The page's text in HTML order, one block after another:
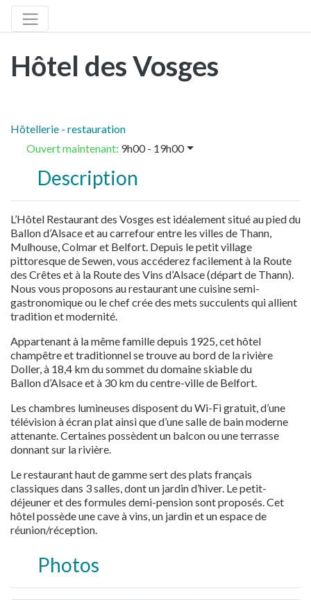
Hôtel des Vosges
Hôtellerie - restauration
Ouvert maintenant: 9h00 - 19h00
Description
L’Hôtel Restaurant des Vosges est idéalement situé au pied du
Ballon d’Alsace et au carrefour entre les villes de Thann,
Mulhouse, Colmar et Belfort. Depuis le petit village
pittoresque de Sewen, vous accéderez facilement à la Route
des Crêtes et à la Route des Vins d’Alsace (départ de Thann).
Nous vous proposons au restaurant une cuisine semi-
gastronomique ou le chef crée des mets succulents qui allient
tradition et modernité.
Appartenant à la même famille depuis 1925, cet hôtel
champêtre et traditionnel se trouve au bord de la rivière
Doller, à 18,4 km du sommet du domaine skiable du
Ballon d’Alsace et à 30 kmdu centre-ville de Belfort.
Les chambres lumineuses disposent du Wi-Fi gratuit, d’une
télévision à écran plat ainsi que d’une salle de bain moderne
attenante. Certaines possèdent un balcon ou une terrasse
donnant sur la rivière.
Le restaurant haut de gamme sert des plats français
classiques dans 3 salles, dont un jardin d’hiver. Le petit-
déjeuner et des formules demi-pension sont proposés. Cet
hôtel possède une cave à vins, un jardin et un espace de
réunion/réception.
Photos